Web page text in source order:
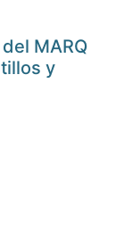
MARQ
y